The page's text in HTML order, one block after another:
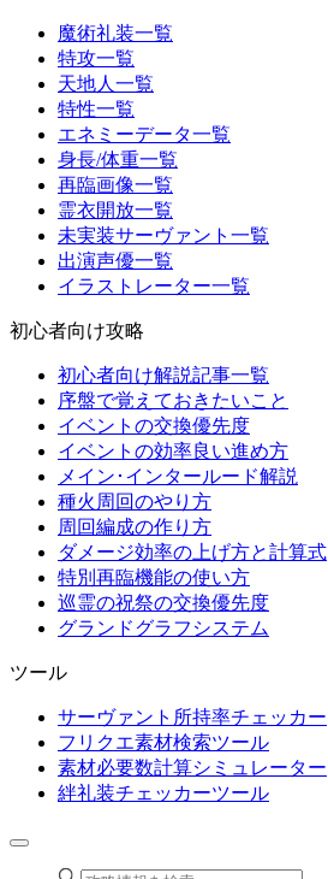
魔術礼装一覧
特攻一覧
天地人一覧
特性一覧
エネミーデータ一覧
身長/体重一覧
再臨画像一覧
霊衣開放一覧
未実装サーヴァント一覧
出演声優一覧
イラストレーター一覧
初心者向け攻略
初心者向け解説記事一覧
序盤で覚えておきたいこと
イベントの交換優先度
イベントの効率良い進め方
メイン･インタールード解説
種火周回のやり方
周回編成の作り方
ダメージ効率の上げ方と計算式
特別再臨機能の使い方
巡霊の祝祭の交換優先度
グランドグラフシステム
ツール
サーヴァント所持率チェッカー
フリクエ素材検索ツール
素材必要数計算シミュレーター
絆礼装チェッカーツール